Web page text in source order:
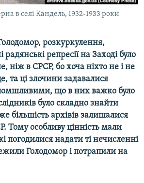
в селі Кандель, 1932-1933 роки
розкуркулення,
радянські репресії на Заході було
ніж в СРСР, бо хоча ніхто не і не
та ці злочини задавалися
що в них важко було
було складно знайти
більшість архівів залишалися
Тому особливу цінність мали
погодилися надати ті нечисленні
Голодомор і потрапили на